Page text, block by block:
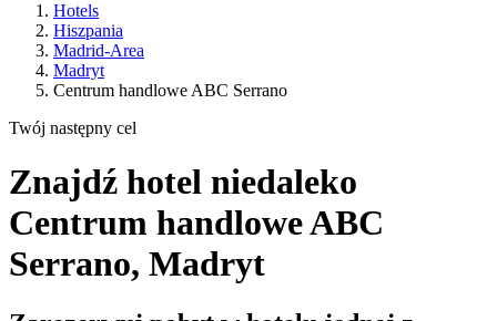
Hotels
Hiszpania
Madrid-Area
Madryt
Centrum handlowe ABC Serrano
Twój następny cel
Znajdź hotel niedaleko
Centrum handlowe ABC
Serrano, Madryt